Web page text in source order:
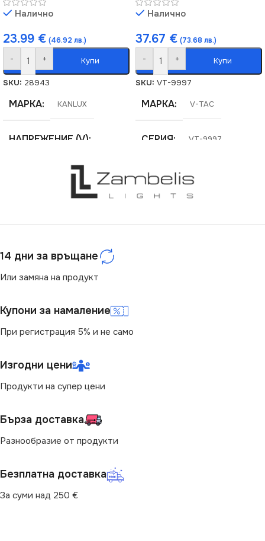
Налично
23.99 € (46.92 лв.)
- + Купи
SKU: 28943
МАРКА KANLUX
НАПРЕЖЕНИЕ (V)
(K)
4000
СВЕТЛИНЕН ПОТОК
СТЕПЕН НА ЗАЩИТА
IP20,IP44
Налично
37.67 € (73.68 лв.)
- + Купи
SKU: VT-9997
МАРКА V-TAC
СЕРИЯ VT-9997
СТЕПЕН НА ЗАЩИТА
14 дни за връщане
Или замяна на продукт
Купони за намаление
При регистрация 5% и не само
Изгодни цени
Продукти на супер цени
Бърза доставка
Разнообразие от продукти
Безплатна доставка
За суми над 250 €